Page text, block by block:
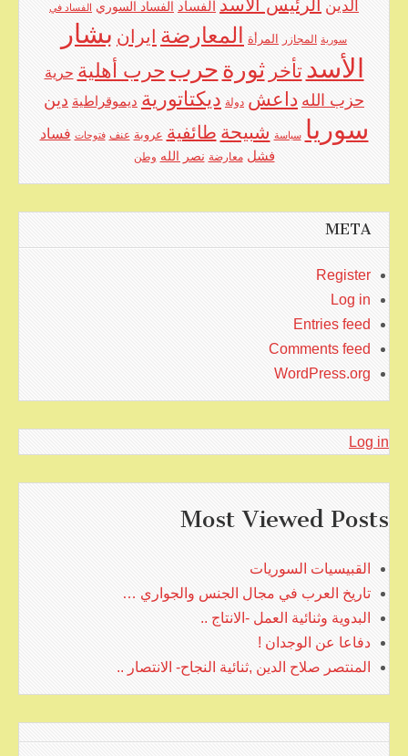
الدين الرئيس الأسد الفساد الفساد السوري الفساد في
سورية المجازر المرأة المعارضة ايران بشار
الأسد تأخر ثورة حرب حرب أهلية حرية
حزب الله داعش دولة ديكتاتورية ديموقراطية دين
سوريا سياسة شبيحة طائفية عروبة عنف فتوحات فساد
فشل معارضة نصر الله وطن
META
Register
Log in
Entries feed
Comments feed
WordPress.org
Log in
Most Viewed Posts
القبيسيات السوريات
تاريخ العرب في مجال الجنس والجواري …
البدوية وثنائية العمل -الانتاج ..
دفاعا عن الوجدان !
المنتصر صلاح الدين ,ثنائية النجاح- الانتصار ..